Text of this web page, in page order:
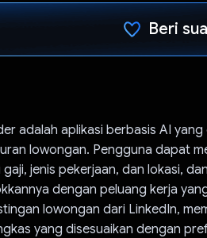
Beri
adalah aplikasi berbasis AI
lowongan. Pengguna dapat
jenis pekerjaan, dan lokasi,
dengan peluang kerja
lowongan dari LinkedIn,
yang disesuaikan dengan